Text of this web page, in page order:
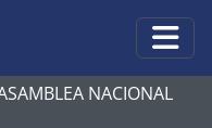
NACIONAL